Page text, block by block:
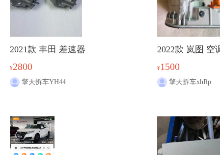
2021款 丰田 差速器
¥2800
擎天拆车YH44
2022款 岚图 空
¥1500
擎天拆车xhRp